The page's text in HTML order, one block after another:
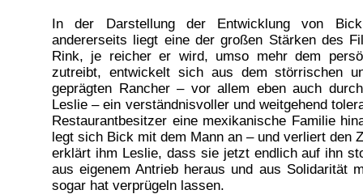
In der Darstellung der Entwicklung von
andererseits liegt eine der großen Stärken des
Rink, je reicher er wird, umso mehr dem
zutreibt, entwickelt sich aus dem störrischen
geprägten Rancher – vor allem eben auch
Leslie – ein verständnisvoller und weitgehend
Restaurantbesitzer eine mexikanische Familie
legt sich Bick mit dem Mann an – und verliert den
erklärt ihm Leslie, dass sie jetzt endlich auf ihn
aus eigenem Antrieb heraus und aus Solidarität
sogar hat verprügeln lassen.